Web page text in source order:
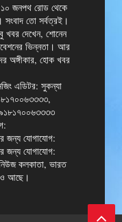
১০ জনপথ রোড থেকে
সংবাদ তো সর্বত্রই।
খবর দেখেন, শোনেন
ভিন্নতা। আর
অঙ্গীকার, হোক খবর
এডিটর: সুকন্যা
জন্য যোগাযোগ:
জন্য যোগাযোগ:
কলকাতা, ভারত
আছে।